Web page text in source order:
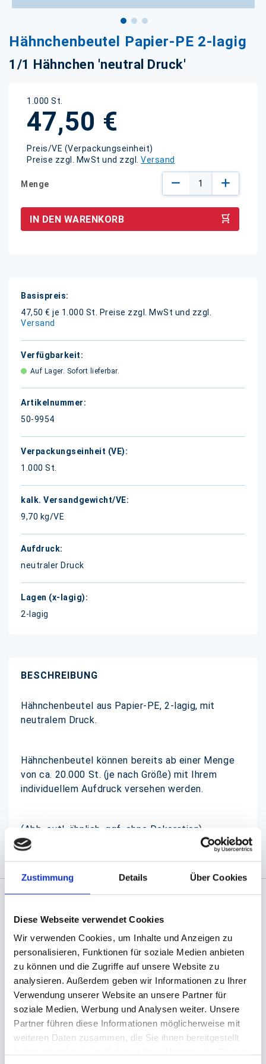
Zustimmung Details Über Cookies
Diese Webseite verwendet Cookies
Wir verwenden Cookies, um Inhalte und Anzeigen zu
personalisieren, Funktionen für soziale Medien anbieten
zu können und die Zugriffe auf unsere Website zu
analysieren. Außerdem geben wir Informationen zu Ihrer
Verwendung unserer Website an unsere Partner für
soziale Medien, Werbung und Analysen weiter. Unsere
Partner führen diese Informationen möglicherweise mit
weiteren Daten zusammen, die Sie ihnen bereitgestellt
Hähnchenbeutel Papier-PE 2-lagig
1/1 Hähnchen 'neutral Druck'
1.000 St.
47,50 €
Preis/VE (Verpackungseinheit)
Preise zzgl. MwSt und zzgl. Versand
Menge
IN DEN WARENKORB
Weitere
Informationen
47,50 € je 1.000 St.
Preise zzgl. MwSt und zzgl.
Versand
Auf Lager. Sofort lieferbar.
50-9954
1.000 St.
9,70 kg/VE
neutraler Druck
2-lagig
Anfang
der
Bildgalerie
BESCHREIBUNG
Hähnchenbeutel aus Papier-PE, 2-lagig, mit
neutralem Druck.
Hähnchenbeutel können bereits ab einer Menge
von ca. 20.000 St. (je nach Größe) mit Ihrem
individuellem Aufdruck versehen werden.
(Abb. evtl. ähnlich, ggf. ohne Dekoration)
Angaben zur Informationspflichten der GPSR
Bullhamm 24-26, D-26441 Jever, info@packpack.de
Sie könnten auch an folgenden Artikeln
interessiert sein